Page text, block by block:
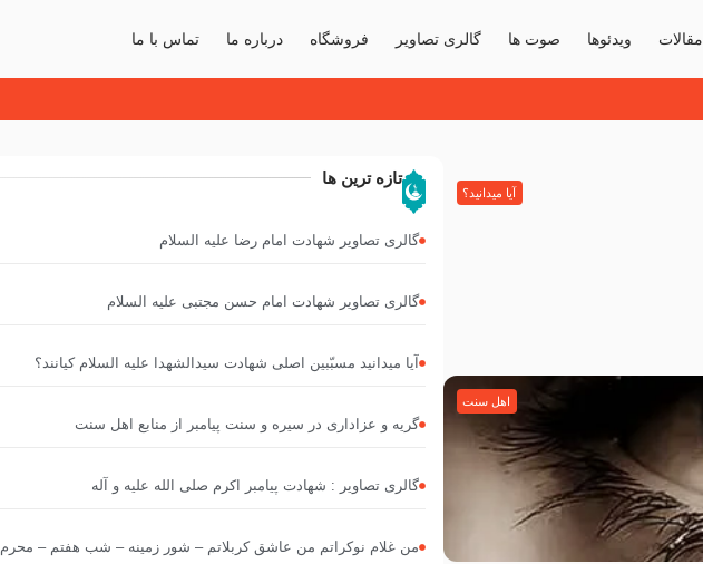
مقالات ویدئوها صوت ها گالری تصاویر فروشگاه درباره ما تماس با ما
آیا میدانید؟
اهل سنت
تازه ترین ها
گالری تصاویر شهادت امام رضا علیه السلام
گالری تصاویر شهادت امام حسن مجتبی علیه السلام
آیا میدانید مسبّبین اصلی شهادت سیدالشهدا علیه ‌السلام کیانند؟
گریه و عزاداری در سیره و سنت پیامبر از منابع اهل سنت
گالری تصاویر : شهادت پیامبر اکرم صلی الله علیه و آله
من غلام نوکراتم من عاشق کربلاتم – شور زمینه – شب هفتم – محرم 1397 – کربلایی محمدحسین پویانفر